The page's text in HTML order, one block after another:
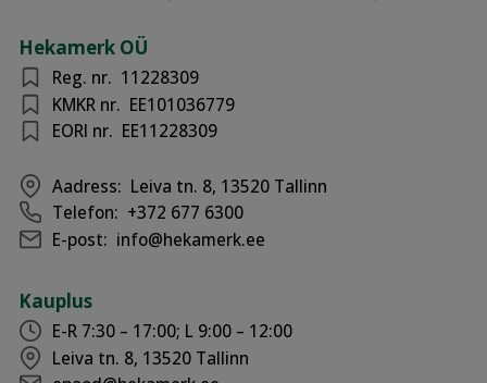
Hekamerk OÜ
Reg. nr. 11228309
KMKR nr. EE101036779
EORI nr. EE11228309
Aadress: Leiva tn. 8, 13520 Tallinn
Telefon: +372 677 6300
E-post: info@hekamerk.ee
Kauplus
E-R 7:30 – 17:00; L 9:00 – 12:00
Leiva tn. 8, 13520 Tallinn